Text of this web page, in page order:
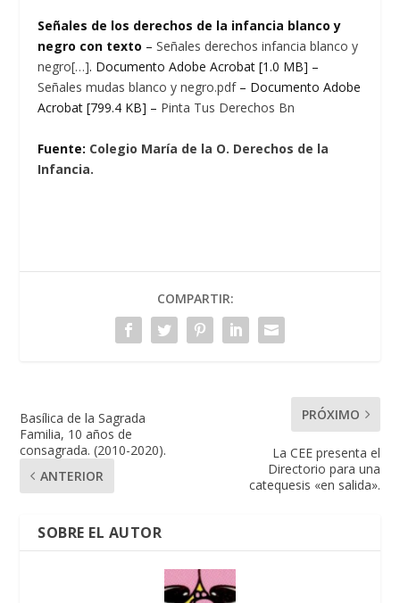
Señales de los derechos de la infancia blanco y
negro con texto –Señales derechos infancia blanco y
negro[…]. Documento Adobe Acrobat [1.0 MB] –
Señales mudas blanco y negro.pdf– Documento Adobe
Acrobat [799.4 KB] – Pinta Tus Derechos Bn
Fuente: Colegio María de la O. Derechos de la
Infancia.
COMPARTIR:
Basílica de la Sagrada
Familia, 10 años de
consagrada. (2010-2020).
ANTERIOR
PRÓXIMO
La CEE presenta el
Directorio para una
catequesis «en salida».
SOBRE EL AUTOR